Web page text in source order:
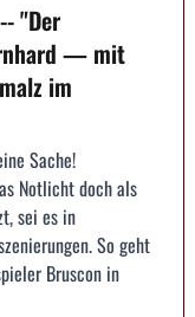
"Der
— mit
im
Sache!
Notlicht doch als
sei es in
So geht
Bruscon in